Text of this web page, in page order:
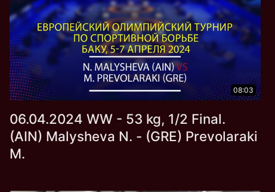
08:03
06.04.2024 WW - 53 kg, 1/2 Final.
(AIN) Malysheva N. - (GRE) Prevolaraki
M.